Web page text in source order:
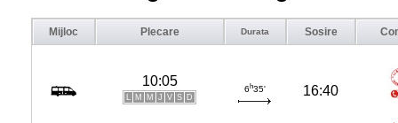
Mijloc Plecare Durata Sosire
10:05
L M M J V S D
6 h35' 16:40